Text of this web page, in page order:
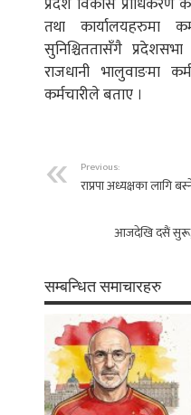
तथा कार्यालयहरुमा
सुनिश्चिततासँगै
राजधानी भालुवाङमा
कर्मचारीले बताए ।
Previous:
राप्रपा अध्यक्षका लागि
आजदेखि दसैं सुरू,
सम्बन्धित समाचारहरु